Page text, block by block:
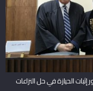
الحيازة في حل النزاعات